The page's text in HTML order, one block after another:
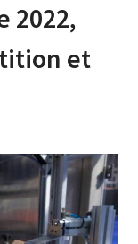
2022,
et